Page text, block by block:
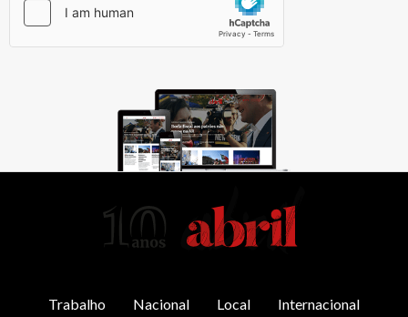
Trabalho Nacional Local Internacional